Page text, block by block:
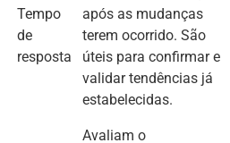
Tempo
de
resposta
após as mudanças
terem ocorrido. São
úteis para confirmar e
validar tendências já
estabelecidas.
Avaliam o